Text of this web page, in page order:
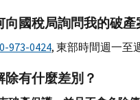
向國稅局詢問我的破產
973-0424, 東部時間週一至
除有什麼差別？